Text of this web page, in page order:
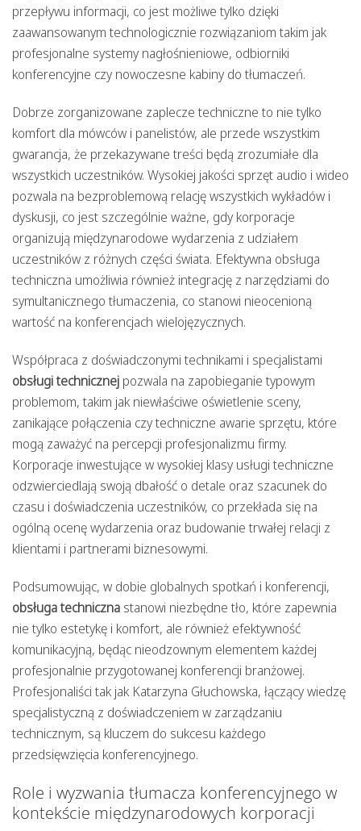
przepływu informacji, co jest możliwe tylko dzięki
zaawansowanym technologicznie rozwiązaniom takim jak
profesjonalne systemy nagłośnieniowe, odbiorniki
konferencyjne czy nowoczesne kabiny do tłumaczeń.
Dobrze zorganizowane zaplecze techniczne to nie tylko
komfort dla mówców i panelistów, ale przede wszystkim
gwarancja, że przekazywane treści będą zrozumiałe dla
wszystkich uczestników. Wysokiej jakości sprzęt audio i wideo
pozwala na bezproblemową relację wszystkich wykładów i
dyskusji, co jest szczególnie ważne, gdy korporacje
organizują międzynarodowe wydarzenia z udziałem
uczestników z różnych części świata. Efektywna obsługa
techniczna umożliwia również integrację z narzędziami do
symultanicznego tłumaczenia, co stanowi nieocenioną
wartość na konferencjach wielojęzycznych.
Współpraca z doświadczonymi technikami i specjalistami
obsługi technicznej pozwala na zapobieganie typowym
problemom, takim jak niewłaściwe oświetlenie sceny,
zanikające połączenia czy techniczne awarie sprzętu, które
mogą zaważyć na percepcji profesjonalizmu firmy.
Korporacje inwestujące w wysokiej klasy usługi techniczne
odzwierciedlają swoją dbałość o detale oraz szacunek do
czasu i doświadczenia uczestników, co przekłada się na
ogólną ocenę wydarzenia oraz budowanie trwałej relacji z
klientami i partnerami biznesowymi.
Podsumowując, w dobie globalnych spotkań i konferencji,
obsługa techniczna stanowi niezbędne tło, które zapewnia
nie tylko estetykę i komfort, ale również efektywność
komunikacyjną, będąc nieodzownym elementem każdej
profesjonalnie przygotowanej konferencji branżowej.
Profesjonaliści tak jak Katarzyna Głuchowska, łączący wiedzę
specjalistyczną z doświadczeniem w zarządzaniu
technicznym, są kluczem do sukcesu każdego
przedsięwzięcia konferencyjnego.
Role i wyzwania tłumacza konferencyjnego w
kontekście międzynarodowych korporacji